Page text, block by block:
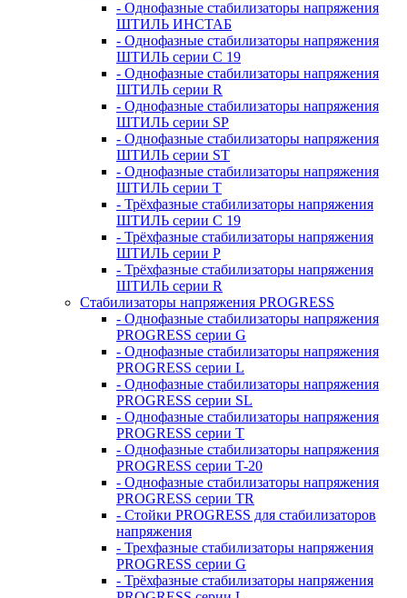
- Однофазные стабилизаторы напряжения
ШТИЛЬ ИНСТАБ
- Однофазные стабилизаторы напряжения
ШТИЛЬ серии C 19
- Однофазные стабилизаторы напряжения
ШТИЛЬ серии R
- Однофазные стабилизаторы напряжения
ШТИЛЬ серии SP
- Однофазные стабилизаторы напряжения
ШТИЛЬ серии ST
- Однофазные стабилизаторы напряжения
ШТИЛЬ серии T
- Трёхфазные стабилизаторы напряжения
ШТИЛЬ серии C 19
- Трёхфазные стабилизаторы напряжения
ШТИЛЬ серии P
- Трёхфазные стабилизаторы напряжения
ШТИЛЬ серии R
Стабилизаторы напряжения PROGRESS
- Однофазные стабилизаторы напряжения
PROGRESS серии G
- Однофазные стабилизаторы напряжения
PROGRESS серии L
- Однофазные стабилизаторы напряжения
PROGRESS серии SL
- Однофазные стабилизаторы напряжения
PROGRESS серии T
- Однофазные стабилизаторы напряжения
PROGRESS серии T-20
- Однофазные стабилизаторы напряжения
PROGRESS серии TR
- Стойки PROGRESS для стабилизаторов
напряжения
- Трехфазные стабилизаторы напряжения
PROGRESS серии G
- Трёхфазные стабилизаторы напряжения